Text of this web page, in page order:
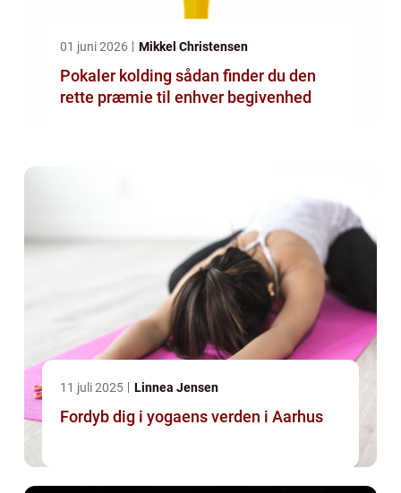
01 juni 2026 Mikkel Christensen
Pokaler kolding sådan finder du den
rette præmie til enhver begivenhed
11 juli 2025 Linnea Jensen
Fordyb dig i yogaens verden i Aarhus